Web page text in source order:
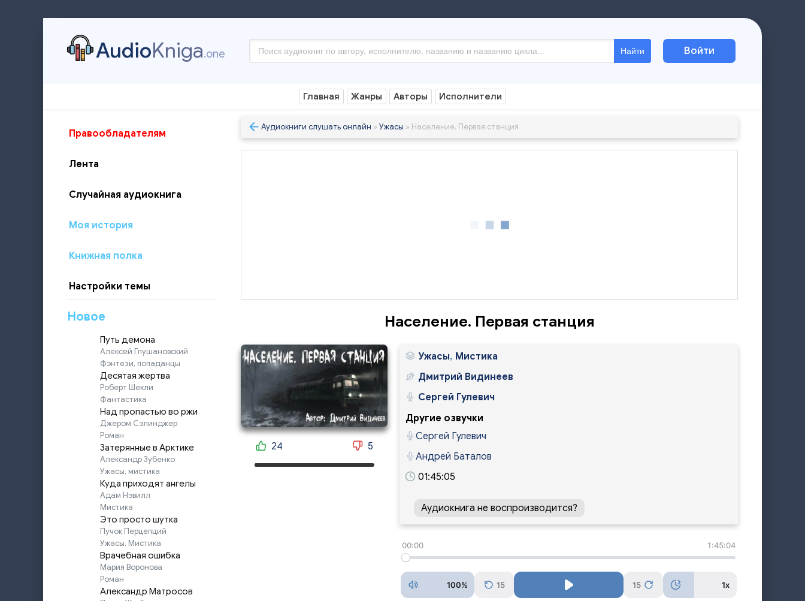
AudioKniga.one Найти Войти
Главная Жанры Авторы Исполнители
Правообладателям
Лента
Случайная аудиокнига
Моя история
Книжная полка
Настройки темы
Новое
Путь демона
Алексей Глушановский
Фэнтези, попаданцы
Десятая жертва
Роберт Шекли
Фантастика
Над пропастью во ржи
Джером Сэлинджер
Роман
Затерянные в Арктике
Александр Зубенко
Ужасы, мистика
Куда приходят ангелы
Адам Нэвилл
Мистика
Это просто шутка
Пучок Перцепций
Ужасы, Мистика
Врачебная ошибка
Мария Воронова
Роман
Александр Матросов
Аудиокниги слушать онлайн » Ужасы » Население. Первая станция
Население. Первая станция
24 5
Ужасы, Мистика
Дмитрий Видинеев
Сергей Гулевич
Другие озвучки
Сергей Гулевич
Андрей Баталов
01:45:05
Аудиокнига не воспроизводится?
00:00 1:45:04
100% 15 15 1x